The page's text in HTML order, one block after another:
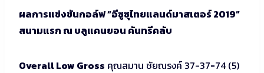
ผลการแข่งขันกอล์ฟ “อีซูซุไทยแลนด์มาสเตอร์ 2019”
สนามแรก ณ บลูแคนยอน คันทรีคลับ
Overall Low Gross คุณสมาน ชัยณรงค์ 37-37=74 (5)